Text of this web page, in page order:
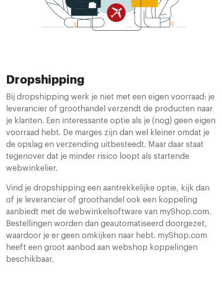
Dropshipping
Bij dropshipping werk je niet met een eigen voorraad: je
leverancier of groothandel verzendt de producten naar
je klanten. Een interessante optie als je (nog) geen eigen
voorraad hebt. De marges zijn dan wel kleiner omdat je
de opslag en verzending uitbesteedt. Maar daar staat
tegenover dat je minder risico loopt als startende
webwinkelier.
Vind je dropshipping een aantrekkelijke optie, kijk dan
of je leverancier of groothandel ook een koppeling
aanbiedt met de webwinkelsoftware van myShop.com.
Bestellingen worden dan geautomatiseerd doorgezet,
waardoor je er geen omkijken naar hebt. myShop.com
heeft een groot aanbod aan webshop koppelingen
beschikbaar.